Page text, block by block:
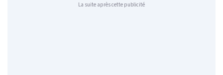
La suite après cette publicité